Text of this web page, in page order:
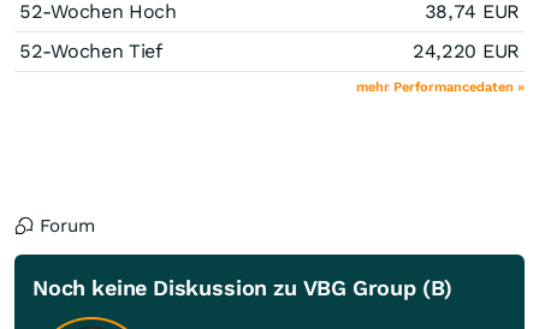
52-Wochen Hoch 38,74 EUR
52-Wochen Tief
24,220 EUR
mehr Performancedaten »
Forum
Noch keine Diskussion zu VBG Group (B)